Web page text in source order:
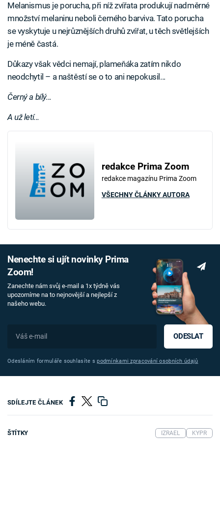
Melanismus je porucha, při níž zvířata produkují nadměrné
množství melaninu neboli černého barviva. Tato porucha
se vyskytuje u nejrůznějších druhů zvířat, u těch světlejších
je méně častá.
Důkazy však vědci nemají, plameňáka zatím nikdo
neodchytil – a naštěstí se o to ani nepokusil...
Černý a bílý...
A už letí...
redakce Prima Zoom
redakce magazínu Prima Zoom
VŠECHNY ČLÁNKY AUTORA
Nenechte si ujít novinky Prima
Zoom!
Zanechte nám svůj e-mail a 1x týdně vás
upozorníme na to nejnovější a nejlepší z
našeho webu.
ODESLAT
Odesláním formuláře souhlasíte spodmínkami zpracování osobních údajů
SDÍLEJTE ČLÁNEK
ŠTÍTKY IZRAEL KYPR